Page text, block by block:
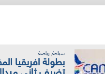
سباحة, رياضة
بطولة افريقيا